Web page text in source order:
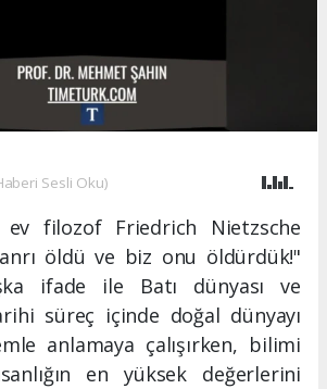
Sesli Oku)
filozof Friedrich Nietzsche
öldü ve biz onu öldürdük!"
ifade ile Batı dünyası ve
süreç içinde doğal dünyayı
anlamaya çalışırken, bilimi
en yüksek değerlerini